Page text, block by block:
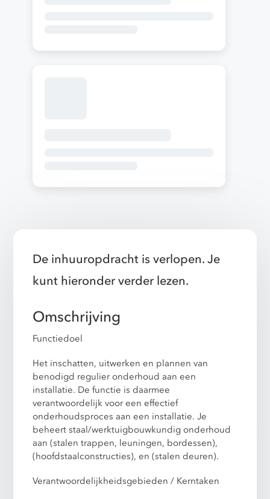
De inhuuropdracht is verlopen. Je
kunt hieronder verder lezen.
Omschrijving
Functiedoel
Het inschatten, uitwerken en plannen van
benodigd regulier onderhoud aan een
installatie. De functie is daarmee
verantwoordelijk voor een effectief
onderhoudsproces aan een installatie. Je
beheert staal/werktuigbouwkundig onderhoud
aan (stalen trappen, leuningen, bordessen),
(hoofdstaalconstructies), en (stalen deuren).
Verantwoordelijkheidsgebieden / Kerntaken